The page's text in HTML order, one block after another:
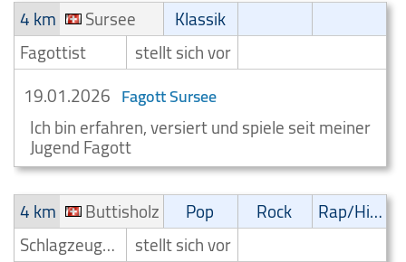
4 km
Sursee
Klassik
Fagottist
stellt sich vor
19.01.2026 Fagott Sursee
Ich bin erfahren, versiert und spiele seit meiner
Jugend Fagott
4 km
Buttisholz Pop Rock
Rap/Hip-Hop/RnB
Schlagzeuger/Drummer
stellt sich vor